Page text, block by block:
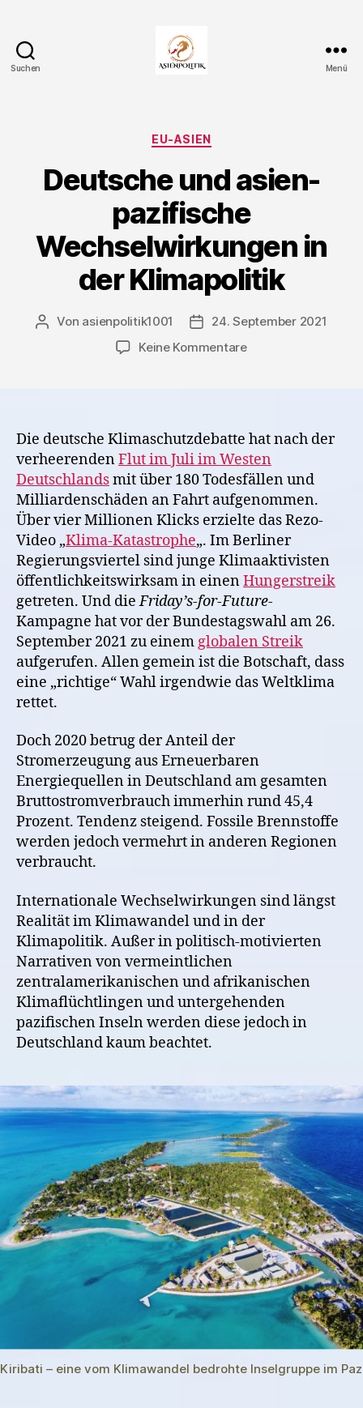
Suchen Menü
Kategorien
EU-ASIEN
Deutsche und asien-
pazifische
Wechselwirkungen in
der Klimapolitik
Beitragsautor
Von asienpolitik1001 Veröffentlichungsdatum
24. September 2021
Keine Kommentarezu
Wechselwirkungen
in
der
Klimapolitik
Die deutsche Klimaschutzdebatte hat nach der
verheerendenFlut im Juli im Westen
Deutschlandsmit über 180 Todesfällen und
Milliardenschäden an Fahrt aufgenommen.
Über vier Millionen Klicks erzielte das Rezo-
Video „Klima-Katastrophe„. Im Berliner
Regierungsviertel sind junge Klimaaktivisten
öffentlichkeitswirksam in einenHungerstreik
getreten. Und dieFriday’s-for-Future-
Kampagne hat vor der Bundestagswahl am 26.
September 2021 zu einem globalen Streik
aufgerufen. Allen gemein ist die Botschaft, dass
eine „richtige“ Wahl irgendwie das Weltklima
rettet.
Doch 2020 betrug der Anteil der
Stromerzeugung aus Erneuerbaren
Energiequellen in Deutschland am gesamten
Bruttostromverbrauch immerhin rund 45,4
Prozent. Tendenz steigend. Fossile Brennstoffe
werden jedoch vermehrt in anderen Regionen
verbraucht.
Internationale Wechselwirkungen sind längst
Realität im Klimawandel und in der
Klimapolitik. Außer in politisch-motivierten
Narrativen von vermeintlichen
zentralamerikanischen und afrikanischen
Klimaflüchtlingen und untergehenden
pazifischen Inseln werden diese jedoch in
Deutschland kaum beachtet.
Kiribati – eine vom Klimawandel bedrohte Inselgruppe im